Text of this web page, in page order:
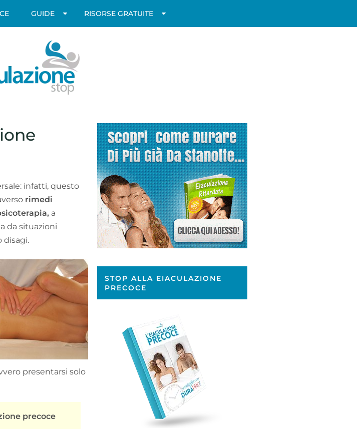
GUIDE RISORSE GRATUITE
infatti, questo
rimedi
a
da situazioni
disagi.
presentarsi solo
precoce
STOP ALLA EIACULAZIONE
PRECOCE